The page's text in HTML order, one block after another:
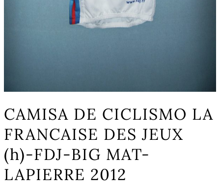
CAMISA DE CICLISMO LA
FRANCAISE DES JEUX
(h)-FDJ-BIG MAT-
LAPIERRE 2012